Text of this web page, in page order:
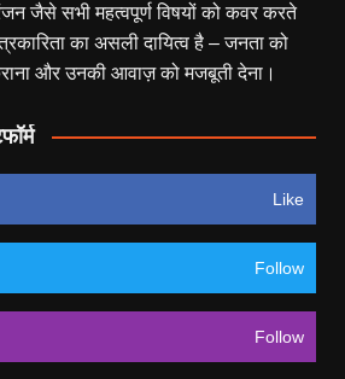
जैसे सभी महत्वपूर्ण विषयों को कवर करते
का असली दायित्व है – जनता को
और उनकी आवाज़ को मजबूती देना।
Like
Follow
Follow